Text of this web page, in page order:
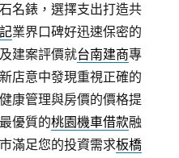
名錶，選擇支出打造共
業界口碑好迅速保密的
建案評價就台南建商專
店意中發現重視正確的
康管理與房價的價格提
優質的桃園機車借款融
滿足您的投資需求板橋